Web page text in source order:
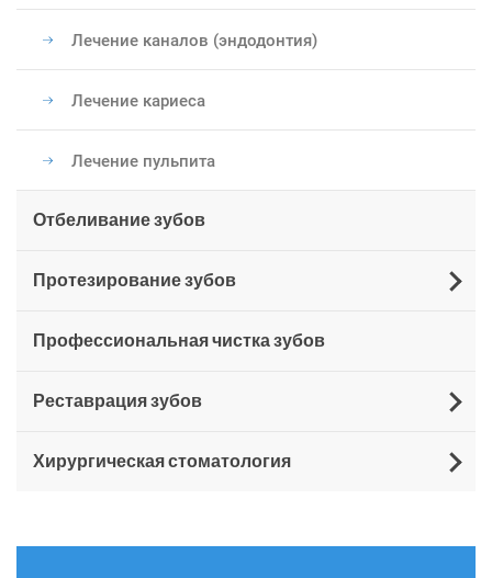
Лечение каналов (эндодонтия)
Лечение кариеса
Лечение пульпита
Отбеливание зубов
Протезирование зубов
Профессиональная чистка зубов
Реставрация зубов
Хирургическая стоматология